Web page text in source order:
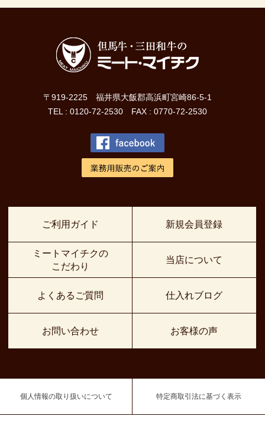
〒919-2225 福井県大飯郡高浜町宮崎86-5-1
TEL : 0120-72-2530 FAX : 0770-72-2530
ご利用ガイド
ミートマイチクの
こだわり
よくあるご質問
お問い合わせ
新規会員登録
当店について
仕入れブログ
お客様の声
個人情報の取り扱いについて 特定商取引法に基づく表示